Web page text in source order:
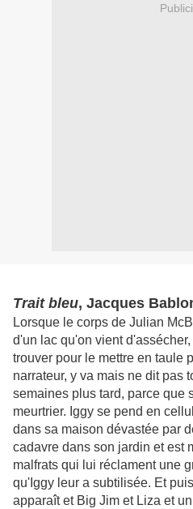
Trait bleu, Jacques
Lorsque le corps de Julian
d'un lac qu'on vient
trouver pour le mettre en taule
narrateur, y va mais ne dit pas
semaines plus tard, parce que
meurtrier. Iggy se pend en
dans sa maison dévastée par
cadavre dans son jardin et est
malfrats qui lui réclament une
qu'Iggy leur a subtilisée. Et
apparaît et Big Jim et Liza et